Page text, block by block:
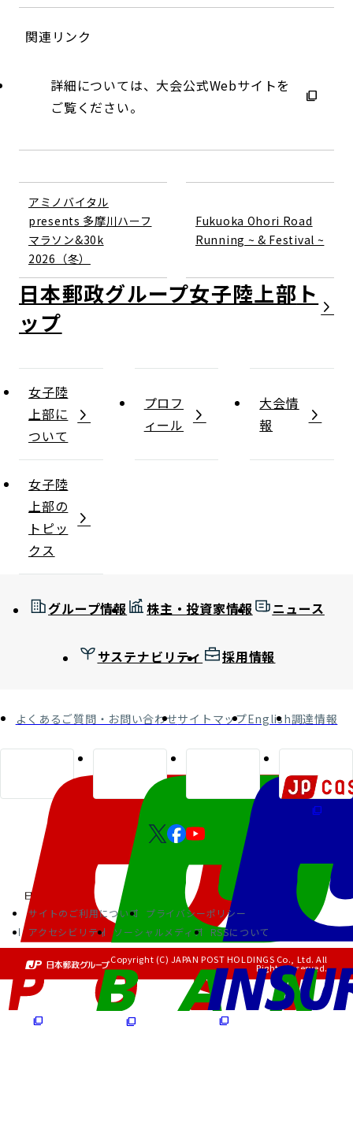
関連リンク
詳細については、大会公式Webサイトを
ご覧ください。
アミノバイタル
presents 多摩川ハーフ
マラソン&30k
2026（冬）
Fukuoka Ohori Road
Running ~ & Festival ~
日本郵政グループ女子陸上部
女子陸
上部に
ついて
プロフ
ィール
大会情
報
女子陸
上部の
トピッ
クス
グループ情報 株主・投資家情報 ニュース
サステナビリティ 採用情報
よくあるご質問・お問い合わせサイトマップEnglish調達情報
サイトのご利用について
プライバシーポリシー
アクセシビリティ
ソーシャルメディア RSSについて
Copyright (C) JAPAN POST HOLDINGS Co., Ltd. All
Rights Reserved.